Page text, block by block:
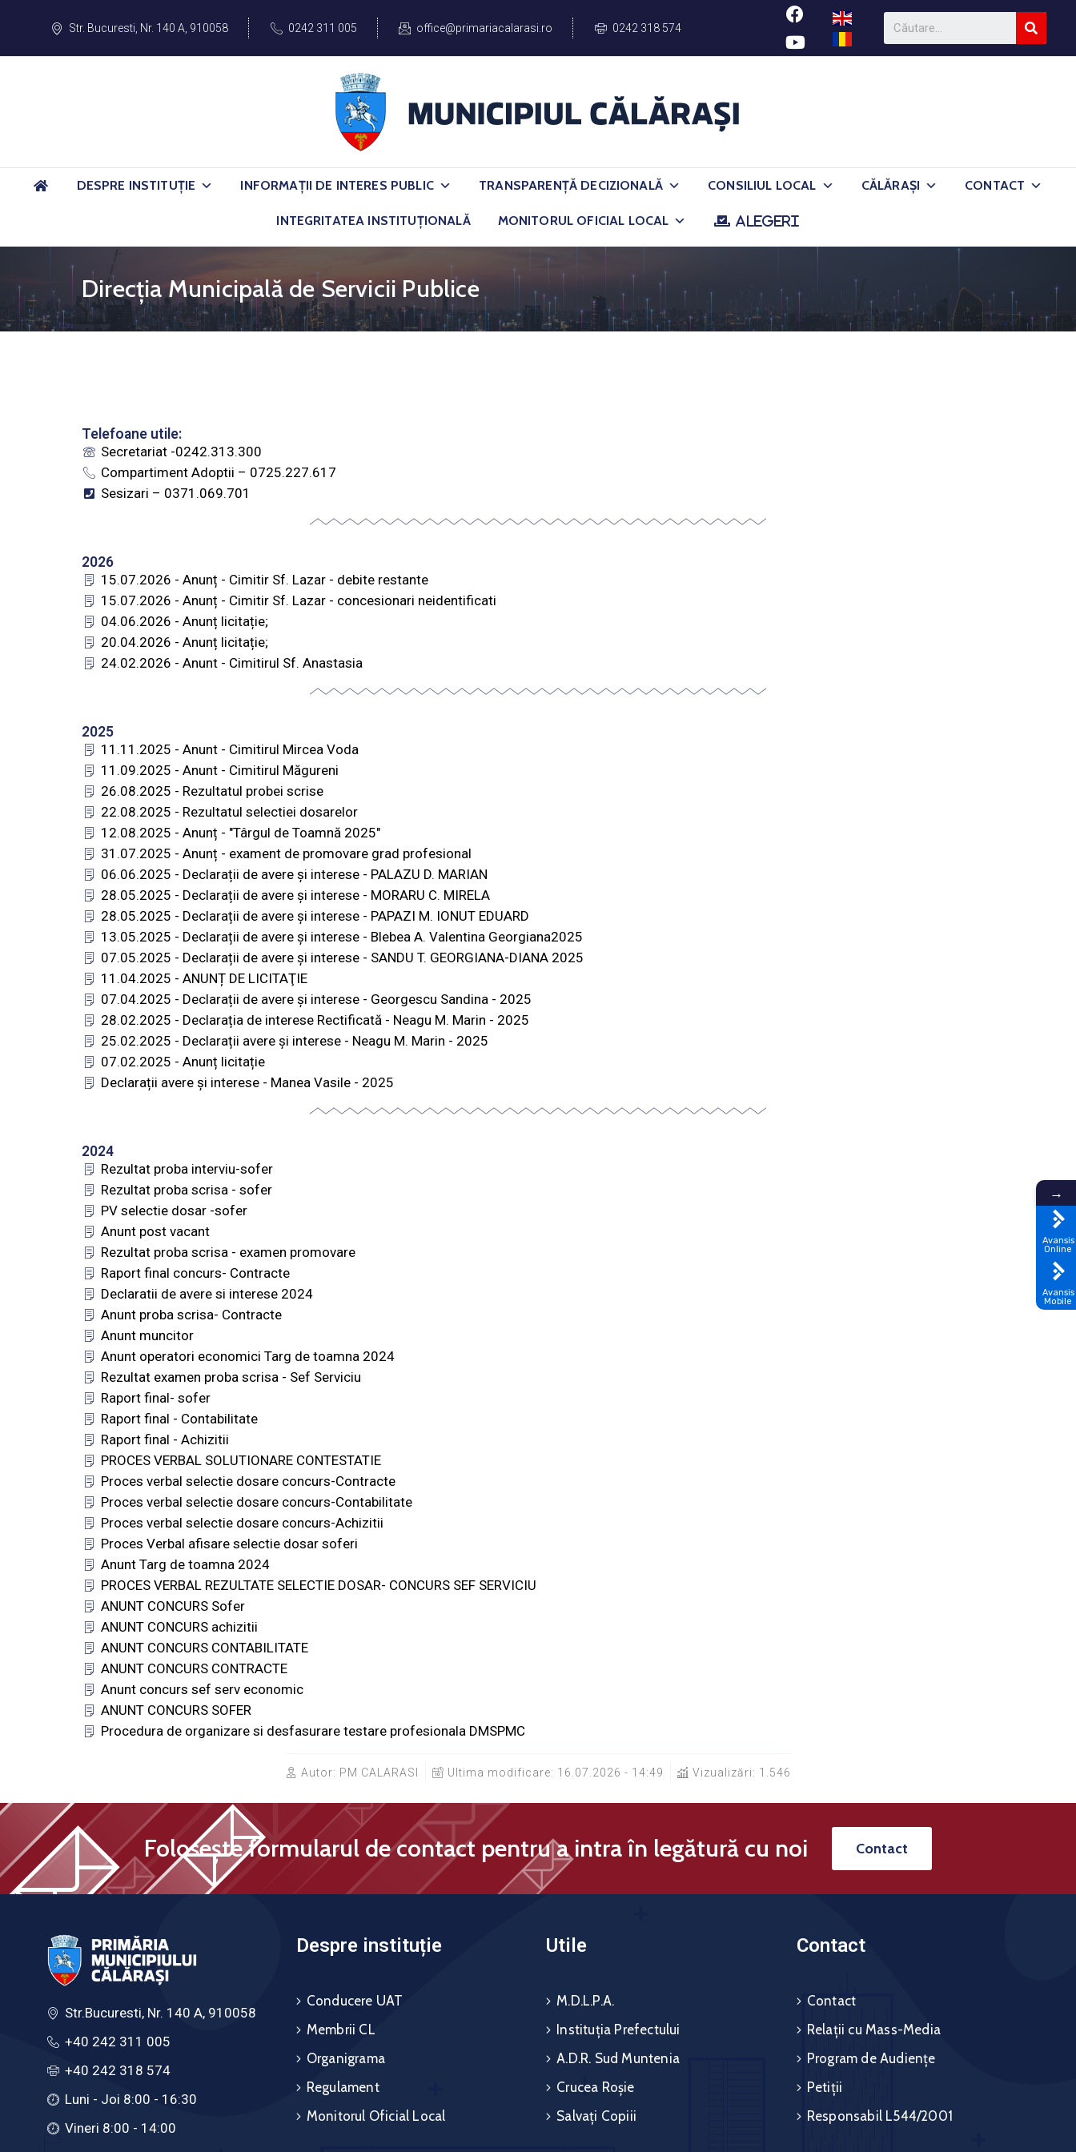
Str. Bucuresti, Nr. 140 A, 910058 0242 311 005 office@primariacalarasi.ro 0242 318 574
DESPRE INSTITUȚIE INFORMAȚII DE INTERES PUBLIC TRANSPARENȚĂ DECIZIONALĂ CONSILIUL LOCAL CĂLĂRAȘI CONTACT
INTEGRITATEA INSTITUȚIONALĂ MONITORUL OFICIAL LOCAL ALEGERI
Direcția Municipală de Servicii Publice
Telefoane utile:
Secretariat -0242.313.300
Compartiment Adoptii – 0725.227.617
Sesizari – 0371.069.701
2026
15.07.2026 - Anunț - Cimitir Sf. Lazar - debite restante
15.07.2026 - Anunț - Cimitir Sf. Lazar - concesionari neidentificati
04.06.2026 - Anunț licitație;
20.04.2026 - Anunț licitație;
24.02.2026 - Anunt - Cimitirul Sf. Anastasia
2025
11.11.2025 - Anunt - Cimitirul Mircea Voda
11.09.2025 - Anunt - Cimitirul Măgureni
26.08.2025 - Rezultatul probei scrise
22.08.2025 - Rezultatul selectiei dosarelor
12.08.2025 - Anunț - "Târgul de Toamnă 2025"
31.07.2025 - Anunț - exament de promovare grad profesional
06.06.2025 - Declarații de avere și interese - PALAZU D. MARIAN
28.05.2025 - Declarații de avere și interese - MORARU C. MIRELA
28.05.2025 - Declarații de avere și interese - PAPAZI M. IONUT EDUARD
13.05.2025 - Declarații de avere și interese - Blebea A. Valentina Georgiana2025
07.05.2025 - Declarații de avere și interese - SANDU T. GEORGIANA-DIANA 2025
11.04.2025 - ANUNȚ DE LICITAŢIE
07.04.2025 - Declarații de avere și interese - Georgescu Sandina - 2025
28.02.2025 - Declarația de interese Rectificată - Neagu M. Marin - 2025
25.02.2025 - Declarații avere și interese - Neagu M. Marin - 2025
07.02.2025 - Anunț licitație
Declarații avere și interese - Manea Vasile - 2025
2024
Rezultat proba interviu-sofer
Rezultat proba scrisa - sofer
PV selectie dosar -sofer
Anunt post vacant
Rezultat proba scrisa - examen promovare
Raport final concurs- Contracte
Declaratii de avere si interese 2024
Anunt proba scrisa- Contracte
Anunt muncitor
Anunt operatori economici Targ de toamna 2024
Rezultat examen proba scrisa - Sef Serviciu
Raport final- sofer
Raport final - Contabilitate
Raport final - Achizitii
PROCES VERBAL SOLUTIONARE CONTESTATIE
Proces verbal selectie dosare concurs-Contracte
Proces verbal selectie dosare concurs-Contabilitate
Proces verbal selectie dosare concurs-Achizitii
Proces Verbal afisare selectie dosar soferi
Anunt Targ de toamna 2024
PROCES VERBAL REZULTATE SELECTIE DOSAR- CONCURS SEF SERVICIU
ANUNT CONCURS Sofer
ANUNT CONCURS achizitii
ANUNT CONCURS CONTABILITATE
ANUNT CONCURS CONTRACTE
Anunt concurs sef serv economic
ANUNT CONCURS SOFER
Procedura de organizare si desfasurare testare profesionala DMSPMC
Autor: PM CALARASI Ultima modificare: 16.07.2026 - 14:49 Vizualizări: 1.546
Folosește formularul de contact pentru a intra în legătură cu noi Contact
Str.Bucuresti, Nr. 140 A, 910058
+40 242 311 005
+40 242 318 574
Luni - Joi 8:00 - 16:30
Vineri 8:00 - 14:00
Despre instituție
Conducere UAT
Membrii CL
Organigrama
Regulament
Monitorul Oficial Local
Utile
M.D.L.P.A.
Instituția Prefectului
A.D.R. Sud Muntenia
Crucea Roșie
Salvați Copiii
Contact
Contact
Relații cu Mass-Media
Program de Audiențe
Petiții
Responsabil L544/2001
→
Avansis
Online
Avansis
Mobile